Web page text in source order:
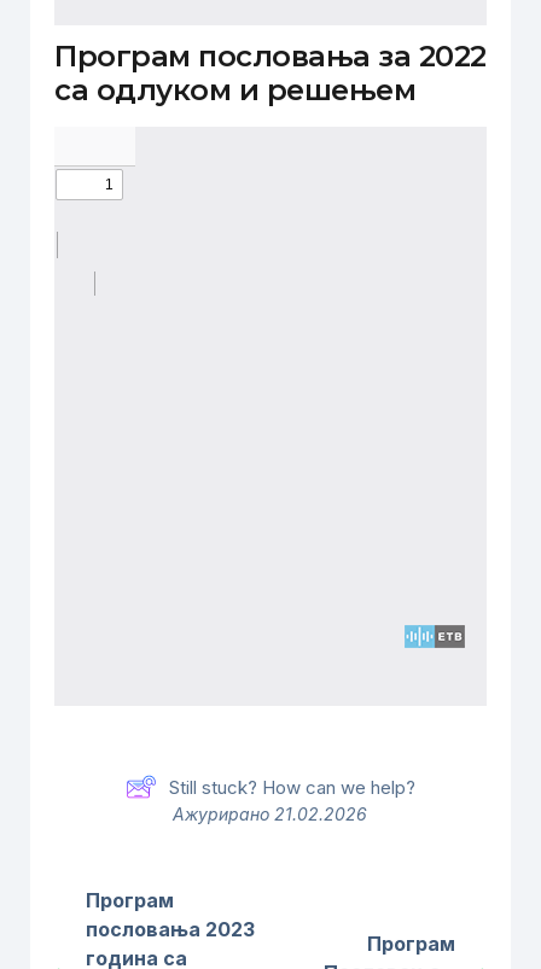
Програм пословања за 2022
са одлуком и решењем
Still stuck? How can we help?
Ажурирано 21.02.2026
Програм
пословања 2023
година са
Програм